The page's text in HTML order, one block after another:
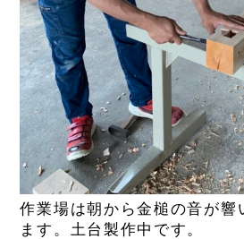
作業場は朝から金槌の音が響
ます。土台製作中です。